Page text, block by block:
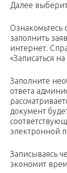
Далее
заполнить
интернет.
«Записаться
Заполните
ответа
документ
электронной
Записываясь
экономит